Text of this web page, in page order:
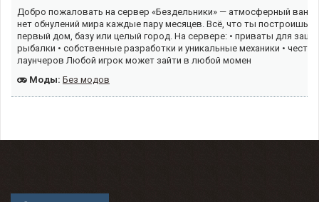
Добро пожаловать на сервер «Бездельники» — атмосферный
нет обнулений мира каждые пару месяцев. Всё, что ты построишь
первый дом, базу или целый город. На сервере: • приваты для
рыбалки • собственные разработки и уникальные механики •
лаунчеров Любой игрок может зайти в любой момен
Моды: Без модов